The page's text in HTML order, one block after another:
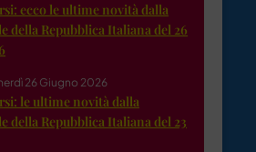
ecco le ultime novità dalla
della Repubblica Italiana del 26
26 Giugno 2026
le ultime novità dalla
della Repubblica Italiana del 23